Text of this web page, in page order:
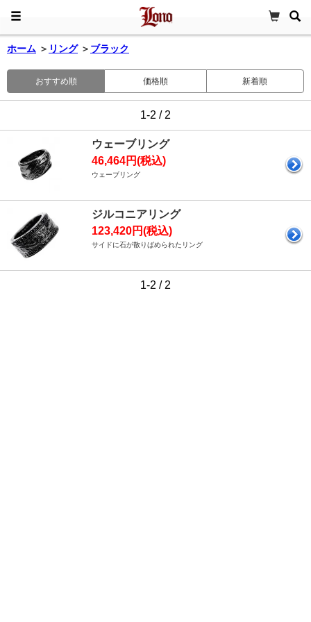
ホーム ＞ リング ＞ ブラック
おすすめ順 価格順 新着順
1-2 / 2
ウェーブリング
46,464円(税込)
ウェーブリング
ジルコニアリング
123,420円(税込)
サイドに石が散りばめられたリング
1-2 / 2